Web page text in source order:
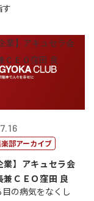
す
部アーカイブ
業】アキュセラ会
兼ＣＥＯ窪田 良
の病気をなくし